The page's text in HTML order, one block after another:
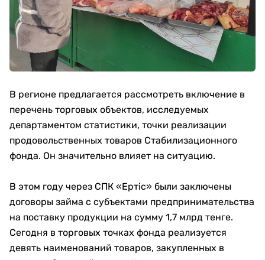
В регионе предлагается рассмотреть включение в
перечень торговых объектов, исследуемых
департаментом статистики, точки реализации
продовольственных товаров Стабилизационного
фонда. Он значительно влияет на ситуацию.
В этом году через СПК «Ертiс» были заключены
договоры займа с субъектами предпринимательства
на поставку продукции на сумму 1,7 млрд тенге.
Сегодня в торговых точках фонда реализуется
девять наименований товаров, закупленных в